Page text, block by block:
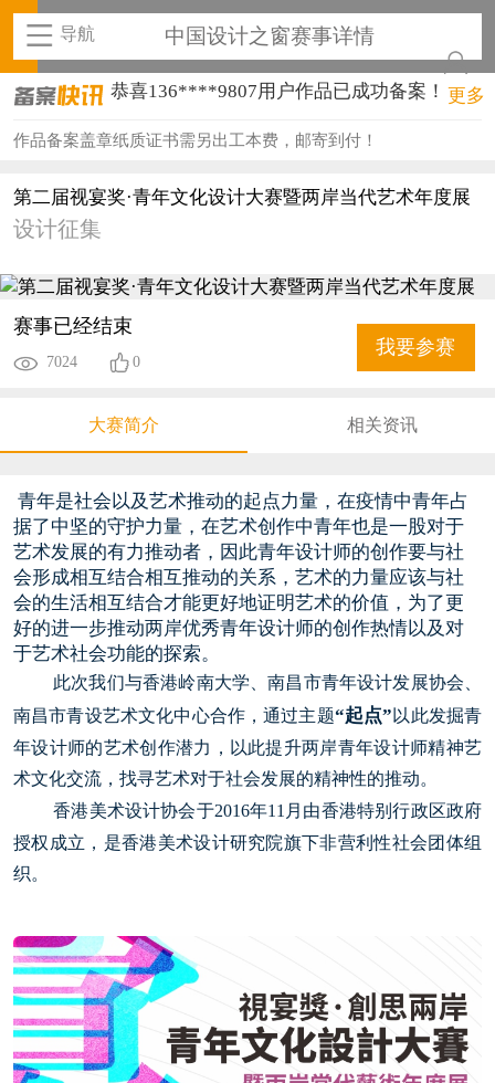
导航 中国设计之窗赛事详情
恭喜159****4930用户作品已成功备案！
恭喜150****6483用户作品已成功备案！
恭喜131****2473用户作品已成功备案！
恭喜133****6466用户作品已成功备案！
恭喜131****1475用户作品已成功备案！
恭喜133****8874用户作品已成功备案！
恭喜138****8638用户作品已成功备案！
恭喜133****9020用户作品已成功备案！
恭喜136****9807用户作品已成功备案！
更多
作品备案盖章纸质证书需另出工本费，邮寄到付！
第二届视宴奖·青年文化设计大赛暨两岸当代艺术年度展
设计征集
赛事已经结束
7024 0
我要参赛
大赛简介 相关资讯
青年是社会以及艺术推动的起点力量，在疫情中青年占
据了中坚的守护力量，在艺术创作中青年也是一股对于
艺术发展的有力推动者，因此青年设计师的创作要与社
会形成相互结合相互推动的关系，艺术的力量应该与社
会的生活相互结合才能更好地证明艺术的价值，为了更
好的进一步推动两岸优秀青年设计师的创作热情以及对
于艺术社会功能的探索。
此次我们与香港岭南大学、南昌市青年设计发展协会、
南昌市青设艺术文化中心合作，通过主题“起点” 以此发掘青
年设计师的艺术创作潜力，以此提升两岸青年设计师精神艺
术文化交流，找寻艺术对于社会发展的精神性的推动。
香港美术设计协会于2016年11月由香港特别行政区政府
授权成立，是香港美术设计研究院旗下非营利性社会团体组
织。